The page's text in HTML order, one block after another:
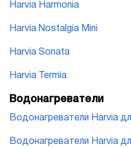
Harvia Harmonia
Harvia Nostalgia Mini
Harvia Sonata
Harvia Termia
Водонагреватели
Водонагреватели Harvia
Водонагреватели Harvia